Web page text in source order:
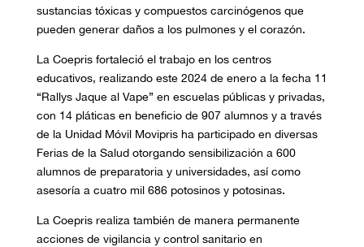
sustancias tóxicas y compuestos carcinógenos que
pueden generar daños a los pulmones y el corazón.
La Coepris fortaleció el trabajo en los centros
educativos, realizando este 2024 de enero a la fecha 11
“Rallys Jaque al Vape” en escuelas públicas y privadas,
con 14 pláticas en beneficio de 907 alumnos y a través
de la Unidad Móvil Movipris ha participado en diversas
Ferias de la Salud otorgando sensibilización a 600
alumnos de preparatoria y universidades, así como
asesoría a cuatro mil 686 potosinos y potosinas.
La Coepris realiza también de manera permanente
acciones de vigilancia y control sanitario en